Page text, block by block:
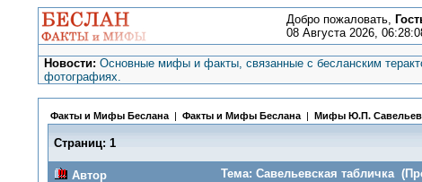
Добро пожаловать,
08 Августа 2026,
Новости: Основные мифы и факты, связанные с бесланским
фотографиях.
Факты и Мифы Беслана| Факты и Мифы Беслана| Мифы Ю.П.
Страниц: 1
Автор
Тема: Савельевская табличка